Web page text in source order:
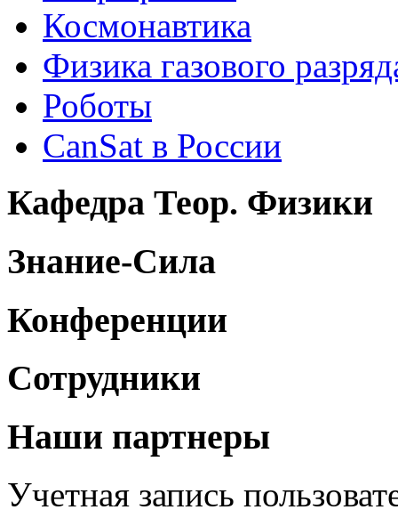
Космонавтика
Физика газового
Роботы
CanSat в России
Кафедра Теор. Физики
Знание-Сила
Конференции
Сотрудники
Наши партнеры
Учетная запись